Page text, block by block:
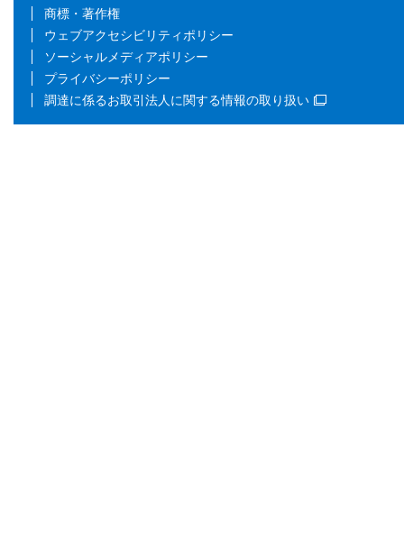
商標・著作権
ウェブアクセシビリティポリシー
ソーシャルメディアポリシー
プライバシーポリシー
調達に係るお取引法人に関する情報の取り扱い